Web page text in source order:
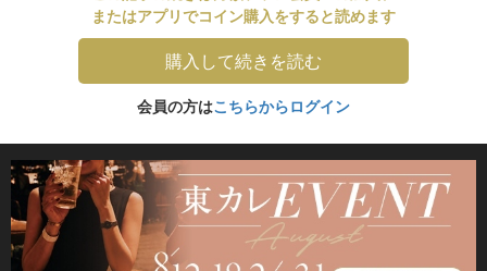
またはアプリでコイン購入をすると読めます
購入して続きを読む
会員の方はこちらからログイン